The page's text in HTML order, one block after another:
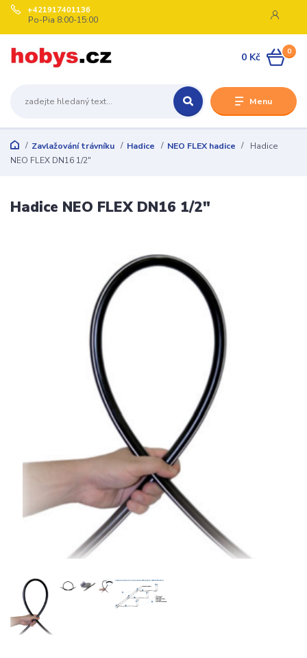
Menu
+421917401136
Po-Pia 8:00-15:00
0
0 Kč
Zavlažování trávníku Hadice NEO FLEX hadice
Hadice
NEO FLEX DN16 1/2"
Hadice NEO FLEX DN16 1/2"